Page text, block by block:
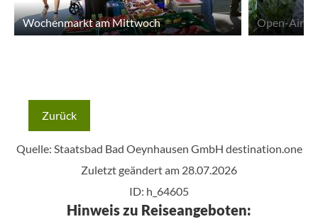
Wochenmarkt am Mittwoch Open-Air-
Zurück
Quelle: Staatsbad Bad Oeynhausen GmbH destination.one
Zuletzt geändert am 28.07.2026
ID: h_64605
Hinweis zu Reiseangeboten: